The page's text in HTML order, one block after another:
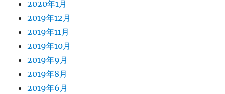
2020年1月
2019年12月
2019年11月
2019年10月
2019年9月
2019年8月
2019年6月